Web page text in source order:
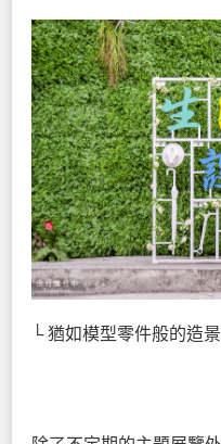
└ 猶如模型零件般的造